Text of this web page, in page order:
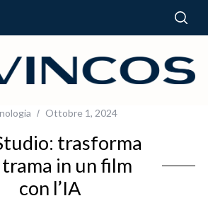
Ottobre 1, 2024
trasforma
in un film
con l’IA